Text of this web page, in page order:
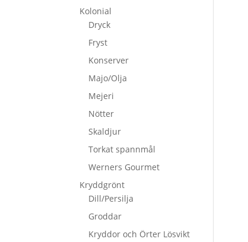
Kolonial
Dryck
Fryst
Konserver
Majo/Olja
Mejeri
Nötter
Skaldjur
Torkat spannmål
Werners Gourmet
Kryddgrönt
Dill/Persilja
Groddar
Kryddor och Örter Lösvikt